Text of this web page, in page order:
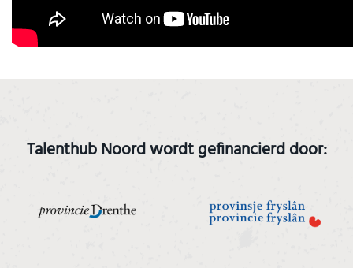
Talenthub Noord wordt gefinancierd door: